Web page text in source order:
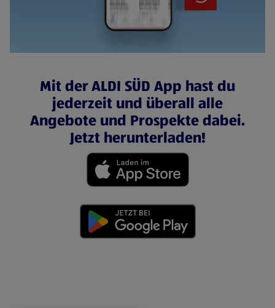
Mit der ALDI SÜD App hast du
jederzeit und überall alle
Angebote und Prospekte dabei.
Jetzt herunterladen!